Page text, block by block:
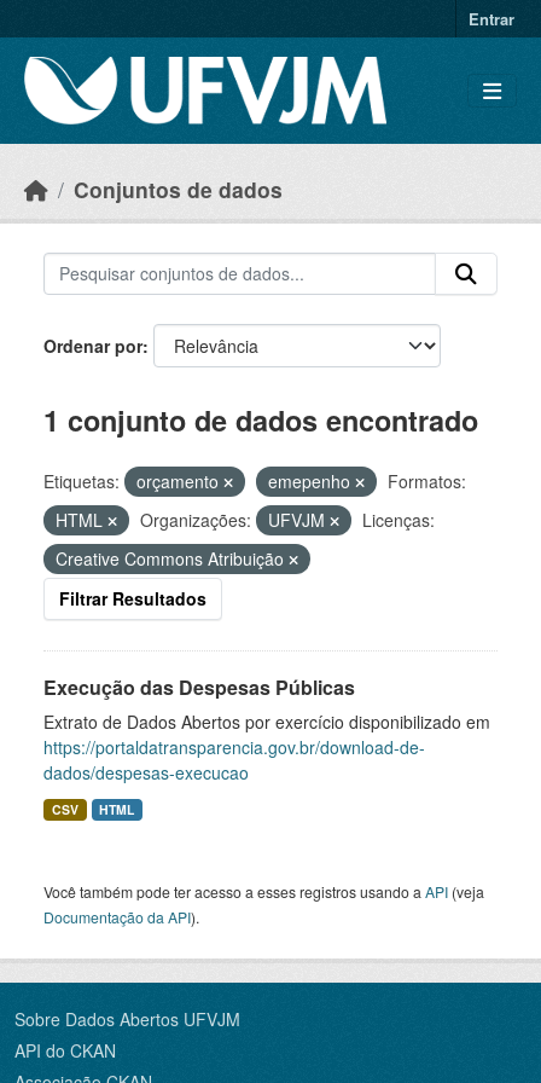
Entrar
Conjuntos de dados
Ordenar por
1 conjunto de dados encontrado
Etiquetas: orçamento emepenho
Formatos:
HTML
Organizações: UFVJM
Licenças:
Creative Commons Atribuição
Filtrar Resultados
Execução das Despesas Públicas
Extrato de Dados Abertos por exercício disponibilizado em
https://portaldatransparencia.gov.br/download-de-
dados/despesas-execucao
CSV HTML
Você também pode ter acesso a esses registros usando a API (veja
Documentação da API).
Sobre Dados Abertos UFVJM
API do CKAN